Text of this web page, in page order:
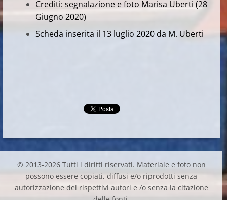
Crediti: segnalazione e foto Marisa Uberti (28
Giugno 2020)
Scheda inserita il 13 luglio 2020 da M. Uberti
© 2013-2026 Tutti i diritti riservati. Materiale e foto non
possono essere copiati, diffusi e/o riprodotti senza
autorizzazione dei rispettivi autori e /o senza la citazione